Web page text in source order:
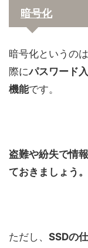
暗号化
暗号化というの
際にパスワード
機能です。
盗難や紛失で情
ておきましょう。
ただし、 SSDの